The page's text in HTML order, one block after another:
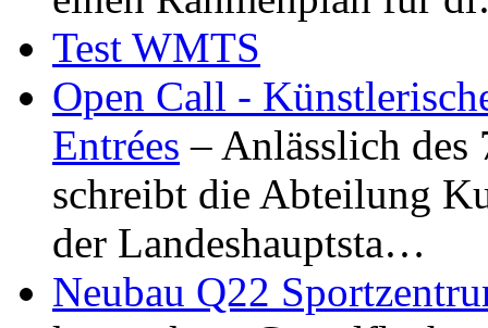
Test WMTS
Open Call -
Entrées – Anlässlich
schreibt die Abteilung
der Landeshauptsta…
Neubau Q22